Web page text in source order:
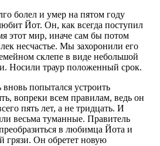
болел и умер на пятом году
Йот. Он, как всегда поступил
этот мир, иначе сам бы потом
несчастье. Мы захоронили его
склепе в виде небольшой
Носили траур положенный срок.
вновь попытался устроить
вопреки всем правилам, ведь он
пять лет, а не тридцать. И
весьма туманные. Правитель
в любимца Йота и
грязи. Он обретет новую